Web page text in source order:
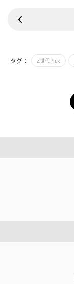
タグ： Z世代Pick